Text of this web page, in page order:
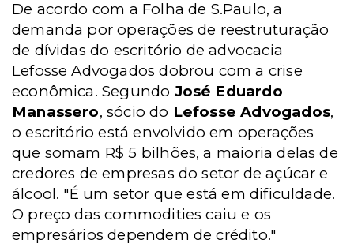
De acordo com a Folha de S.Paulo, a
demanda por operações de reestruturação
de dívidas do escritório de advocacia
Lefosse Advogados dobrou com a crise
econômica. Segundo José Eduardo
Manassero, sócio do Lefosse Advogados,
o escritório está envolvido em operações
que somam R$ 5 bilhões, a maioria delas de
credores de empresas do setor de açúcar e
álcool. "É um setor que está em dificuldade.
O preço das commodities caiu e os
empresários dependem de crédito."